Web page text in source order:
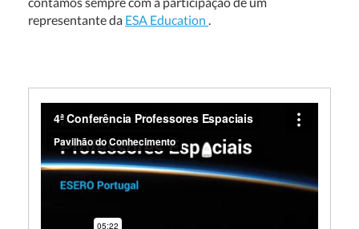
representante da ESA Education